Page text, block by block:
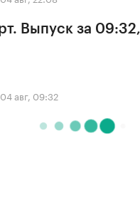
Выпуск за
04 авг, 09:32